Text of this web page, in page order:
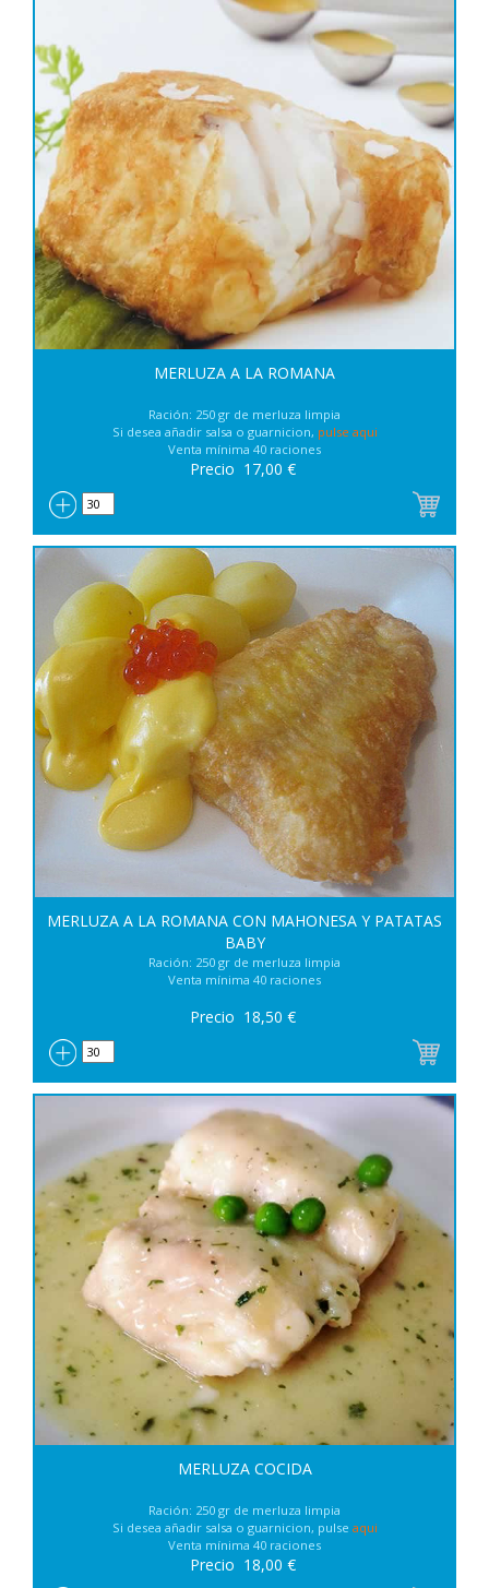
MERLUZA A LA ROMANA
Ración: 250 gr de merluza limpia
Si desea añadir salsa o guarnicion, pulse aqui
Venta mínima 40 raciones
Precio 17,00 €
MERLUZA A LA ROMANA CON MAHONESA Y PATATAS
BABY
Ración: 250 gr de merluza limpia
Venta mínima 40 raciones
Precio 18,50 €
MERLUZA COCIDA
Ración: 250 gr de merluza limpia
Si desea añadir salsa o guarnicion, pulse aqui
Venta mínima 40 raciones
Precio 18,00 €